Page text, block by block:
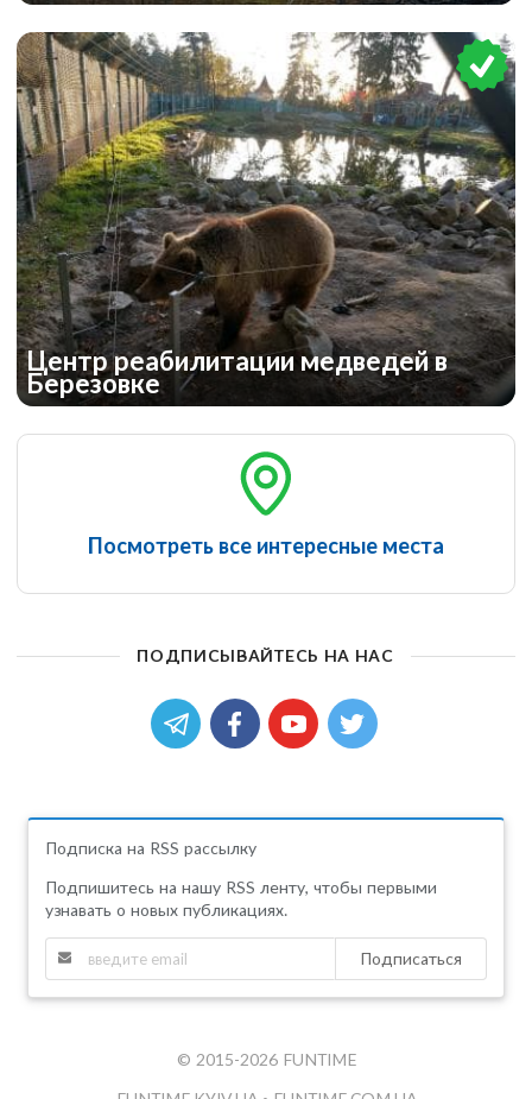
Центр реабилитации медведей в
Березовке
Посмотреть все интересные места
ПОДПИСЫВАЙТЕСЬ НА НАС
Подписка на RSS рассылку
Подпишитесь на нашу RSS ленту, чтобы первыми
узнавать о новых публикациях.
Подписаться
© 2015-2026 FUNTIME